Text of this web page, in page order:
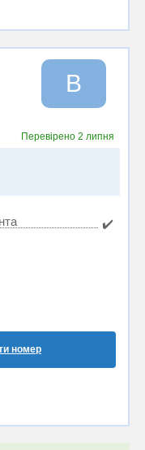
B
Перевірено2 липня
✔️
номер